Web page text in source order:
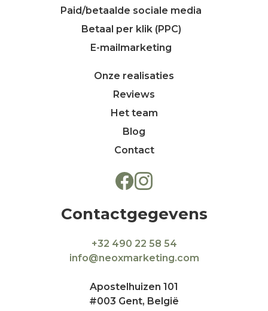
Paid/betaalde sociale media
Betaal per klik (PPC)
E-mailmarketing
Onze realisaties
Reviews
Het team
Blog
Contact
Contactgegevens
+32 490 22 58 54
info@neoxmarketing.com
Apostelhuizen 101
#003 Gent, België